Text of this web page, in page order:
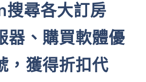
尋各大訂房
器、購買軟體優
，獲得折扣代